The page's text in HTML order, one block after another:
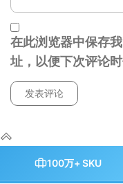
在此浏览器中保存
址，以便下次评论时
100万+ SKU